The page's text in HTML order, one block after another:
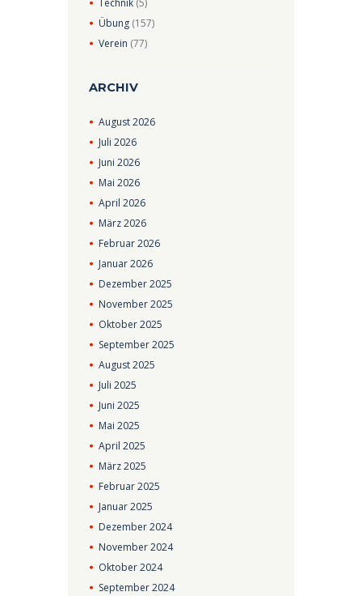
Übung (157)
Verein (77)
ARCHIV
August2026
Juli2026
Juni2026
Mai2026
April2026
März2026
Februar2026
Januar2026
Dezember2025
November2025
Oktober2025
September2025
August2025
Juli2025
Juni2025
Mai2025
April2025
März2025
Februar2025
Januar2025
Dezember2024
November2024
Oktober2024
September2024